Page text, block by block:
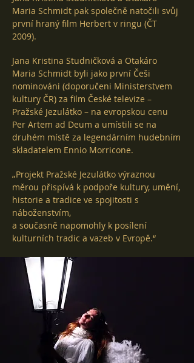
Maria Schmidt pak společně natočili svůj
první hraný film Herbert v ringu (ČT
2009).
Jana Kristina Studničková a Otakáro
Maria Schmidt byli jako první Češi
nominováni (doporučeni Ministerstvem
kultury ČR) za film České televize –
Pražské Jezulátko – na evropskou cenu
Per Artem ad Deum a umístili se na
druhém místě za legendárním hudebním
skladatelem Ennio Morricone.
„Projekt Pražské Jezulátko výraznou
měrou přispívá k podpoře kultury, umění,
historie a tradice ve spojitosti s
náboženstvím,
a současně napomohly k posílení
kulturních tradic a vazeb v Evropě.“